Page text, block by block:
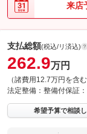
来店
支払総額(税込/リ済込)
262.9万円
（諸費用12.7万円を含む
法定整備： 整備付保証：
希望予算で相談